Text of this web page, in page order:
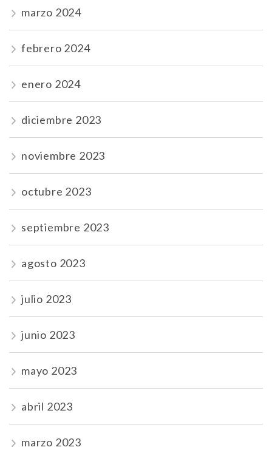
marzo 2024
febrero 2024
enero 2024
diciembre 2023
noviembre 2023
octubre 2023
septiembre 2023
agosto 2023
julio 2023
junio 2023
mayo 2023
abril 2023
marzo 2023